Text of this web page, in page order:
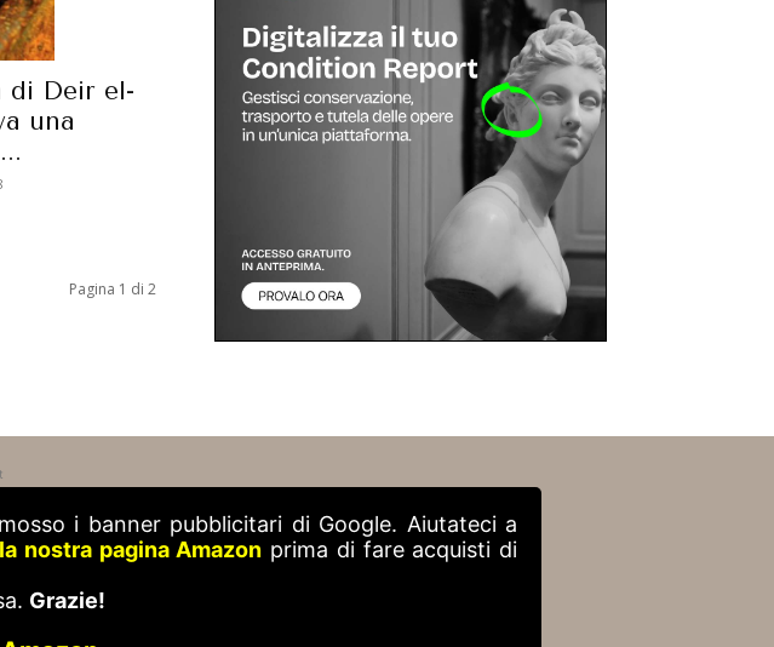
di Deir el-
una
Pagina 1 di 2
i banner pubblicitari di Google. Aiutateci a
la nostra pagina Amazon prima di fare acquisti di
Grazie!